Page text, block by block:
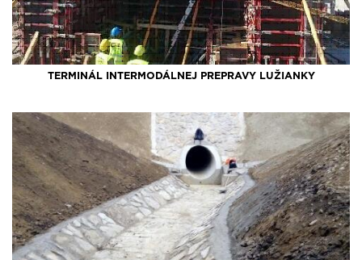
TERMINÁL INTERMODÁLNEJ PREPRAVY LUŽIANKY